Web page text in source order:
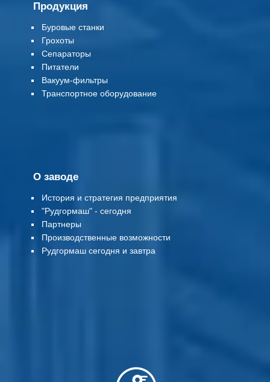
Продукция
Буровые станки
Грохоты
Сепараторы
Питатели
Вакуум-фильтры
Транспортное оборудование
О заводе
История и стратегия предприятия
"Рудгормаш" - сегодня
Партнеры
Производственные возможности
Рудгормаш сегодня и завтра